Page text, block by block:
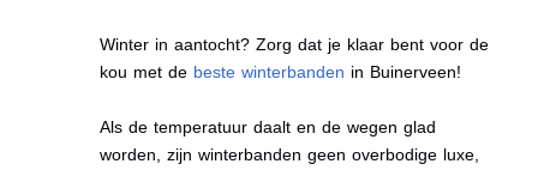
Winter in aantocht? Zorg dat je klaar bent voor de
kou met de beste winterbanden in Buinerveen!
Als de temperatuur daalt en de wegen glad
worden, zijn winterbanden geen overbodige luxe,